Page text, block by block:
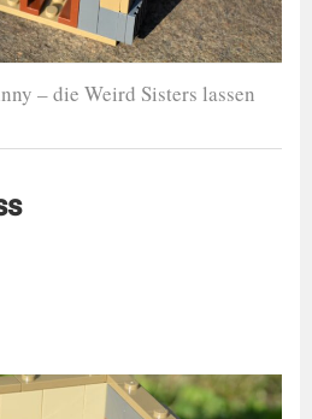
– die Weird Sisters lassen